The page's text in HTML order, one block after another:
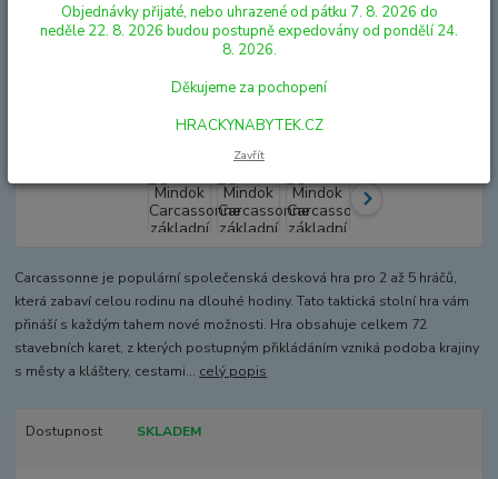
HRY A HLAVOLAMY STOLNÍ HRY
Mindok Carcassonne
základní hra
Mindok Carcassonne základní hra
Carcassonne je populární společenská desková hra pro 2 až 5 hráčů,
která zabaví celou rodinu na dlouhé hodiny. Tato taktická stolní hra vám
přináší s každým tahem nové možnosti. Hra obsahuje celkem 72
stavebních karet, z kterých postupným přikládáním vzniká podoba krajiny
s městy a kláštery, cestami... celý popis
Dostupnost SKLADEM
Objednávky přijaté, nebo uhrazené od pátku 7. 8. 2026 do
neděle 22. 8. 2026 budou postupně expedovány od pondělí 24.
8. 2026.
Děkujeme za pochopení
HRACKYNABYTEK.CZ
Zavřít